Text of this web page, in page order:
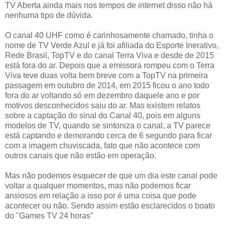
TV Aberta ainda mais nos tempos de internet disso não há
nenhuma tipo de dúvida.
O canal 40 UHF como é carinhosamente chamado, tinha o
nome de TV Verde Azul e já foi afiliada do Esporte Inerativo,
Rede Brasil, TopTV e do canal Terra Viva e desde de 2015
está fora do ar. Depois que a emissora rompeu com o Terra
Viva teve duas volta bem breve com a TopTV na primeira
passagem em outubro de 2014, em 2015 ficou o ano todo
fora do ar voltando só em dezembro daquele ano e por
motivos desconhecidos saiu do ar. Mas existem relatos
sobre a captação do sinal do Canal 40, pois em alguns
modelos de TV, quando se sintoniza o canal, a TV parece
está captando e demorando cerca de 6 segundo para ficar
com a imagem chuviscada, fato que não acontece com
outros canais que não estão em operação.
Mas não podemos esquecer de que um dia este canal pode
voltar a qualquer momentos, mas não podemos ficar
ansiosos em relação a isso por é uma coisa que pode
acontecer ou não. Sendo assim estão esclarecidos o boato
do "Games TV 24 horas"